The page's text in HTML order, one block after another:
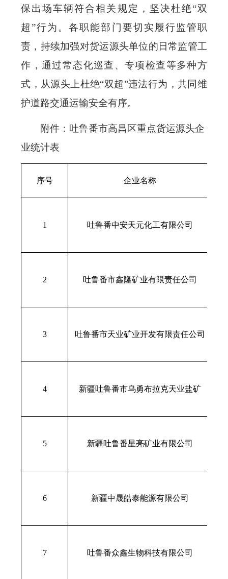
保出场车辆符合相关规定，坚决杜绝“双
超”行为。各职能部门要切实履行监管职
责，持续加强对货运源头单位的日常监管工
作，通过常态化巡查、专项检查等多种方
式，从源头上杜绝“双超”违法行为，共同维
护道路交通运输安全有序。
附件： 吐鲁番市高昌区重点货运源头企
业统计表
序号 企业名称
1 吐鲁番中安天元化工有限公司
2 吐鲁番市鑫隆矿业有限责任公司
3 吐鲁番市天业矿业开发有限责任公司
4 新疆吐鲁番市乌勇布拉克天业盐矿
5 新疆吐鲁番星亮矿业有限公司
6 新疆中晟皓泰能源有限公司
7 吐鲁番众鑫生物科技有限公司